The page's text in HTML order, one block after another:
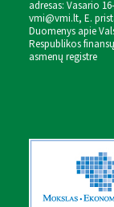
adresas: Vasario
vmi@vmi.lt, E.
Duomenys apie
Respublikos
asmenų registre